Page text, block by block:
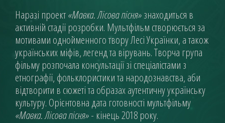
Наразі проект«Мавка. Лісова пісня»знаходиться в
активній стадії розробки. Мультфільм створюється за
мотивами однойменного твору Лесі Українки, а також
українських міфів, легенд та вірувань. Творча група
фільму розпочала консультації зі спеціалістами з
етнографії, фольклористики та народознавства, аби
відтворити в сюжеті та образах аутентичну українську
культуру. Орієнтовна дата готовності мультфільму
«Мавка. Лісова пісня»- кінець 2018 року.­